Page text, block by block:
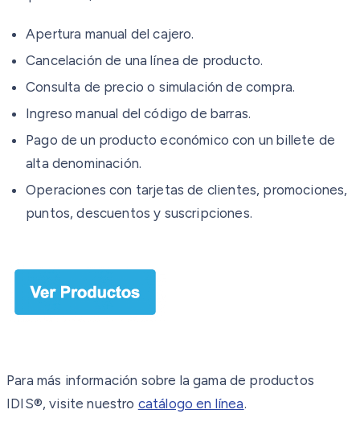
Apertura manual del cajero.
Cancelación de una línea de producto.
Consulta de precio o simulación de compra.
Ingreso manual del código de barras.
Pago de un producto económico con un billete de
alta denominación.
Operaciones con tarjetas de clientes, promociones,
puntos, descuentos y suscripciones.
Para más información sobre la gama de productos
IDIS®, visite nuestro catálogo en línea.